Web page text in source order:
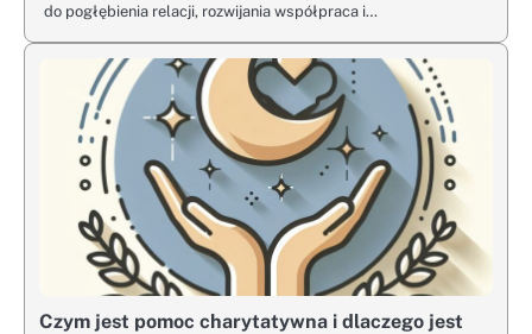
do pogłębienia relacji, rozwijania współpraca i…
Czym jest pomoc charytatywna i dlaczego jest